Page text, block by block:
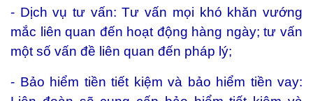
- Dịch vụ tư vấn: Tư vấn mọi khó khăn vướng
mắc liên quan đến hoạt động hàng ngày; tư vấn
một số vấn đề liên quan đến pháp lý;
- Bảo hiểm tiền tiết kiệm và bảo hiểm tiền vay: